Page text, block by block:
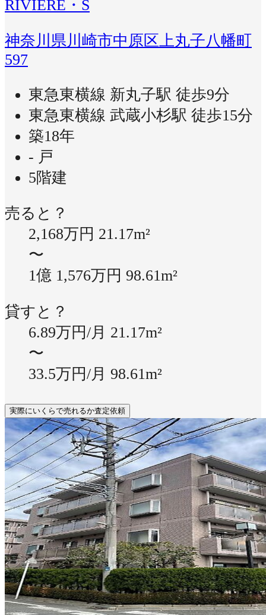
RIVIERE・S
神奈川県川崎市中原区上丸子八幡町
597
東急東横線 新丸子駅 徒歩9分
東急東横線 武蔵小杉駅 徒歩15分
築18年
- 戸
5階建
売ると？
2,168万円 21.17m²
〜
1億 1,576万円 98.61m²
貸すと？
6.89万円/月 21.17m²
〜
33.5万円/月 98.61m²
実際にいくらで売れるか査定依頼